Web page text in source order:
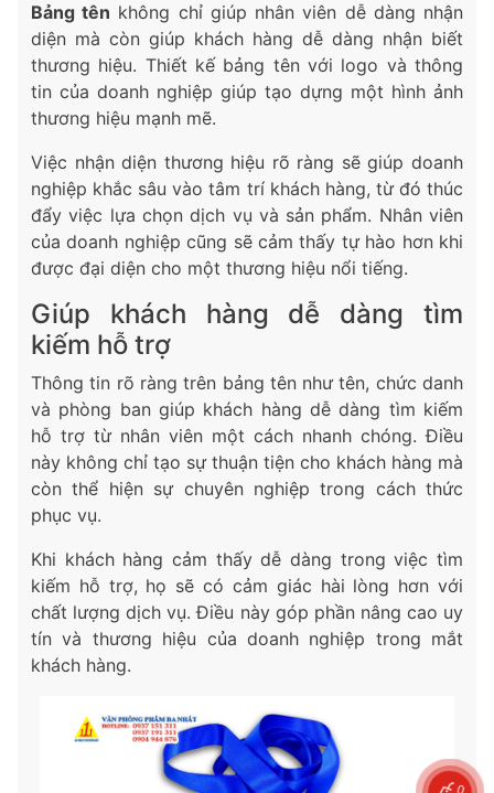
Bảng tên không chỉ giúp nhân viên dễ dàng nhận
diện mà còn giúp khách hàng dễ dàng nhận biết
thương hiệu. Thiết kế bảng tên với logo và thông
tin của doanh nghiệp giúp tạo dựng một hình ảnh
thương hiệu mạnh mẽ.
Việc nhận diện thương hiệu rõ ràng sẽ giúp doanh
nghiệp khắc sâu vào tâm trí khách hàng, từ đó thúc
đẩy việc lựa chọn dịch vụ và sản phẩm. Nhân viên
của doanh nghiệp cũng sẽ cảm thấy tự hào hơn khi
được đại diện cho một thương hiệu nổi tiếng.
Giúp khách hàng dễ dàng tìm
kiếm hỗ trợ
Thông tin rõ ràng trên bảng tên như tên, chức danh
và phòng ban giúp khách hàng dễ dàng tìm kiếm
hỗ trợ từ nhân viên một cách nhanh chóng. Điều
này không chỉ tạo sự thuận tiện cho khách hàng mà
còn thể hiện sự chuyên nghiệp trong cách thức
phục vụ.
Khi khách hàng cảm thấy dễ dàng trong việc tìm
kiếm hỗ trợ, họ sẽ có cảm giác hài lòng hơn với
chất lượng dịch vụ. Điều này góp phần nâng cao uy
tín và thương hiệu của doanh nghiệp trong mắt
khách hàng.
0